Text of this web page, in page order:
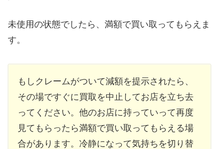
未使用の状態でしたら、満額で買い取ってもらえま
す。
もしクレームがついて減額を提示されたら、
その場ですぐに買取を中止してお店を立ち去
ってください。他のお店に持っていって再度
見てもらったら満額で買い取ってもらえる場
合があります。冷静になって気持ちを切り替